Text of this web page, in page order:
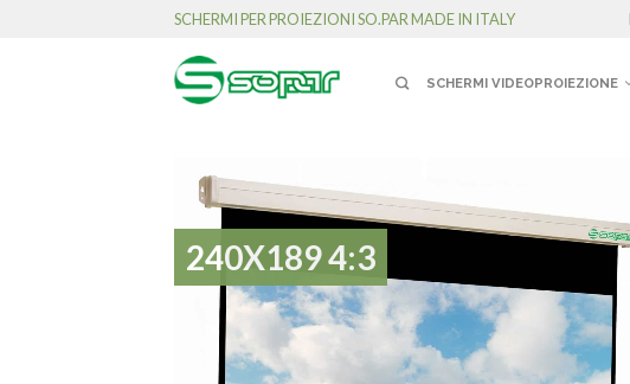
SCHERMI PER PROIEZIONI SO.PAR MADE IN ITALY
SCHERMI VIDEOPROIEZIONE
240X189 4:3